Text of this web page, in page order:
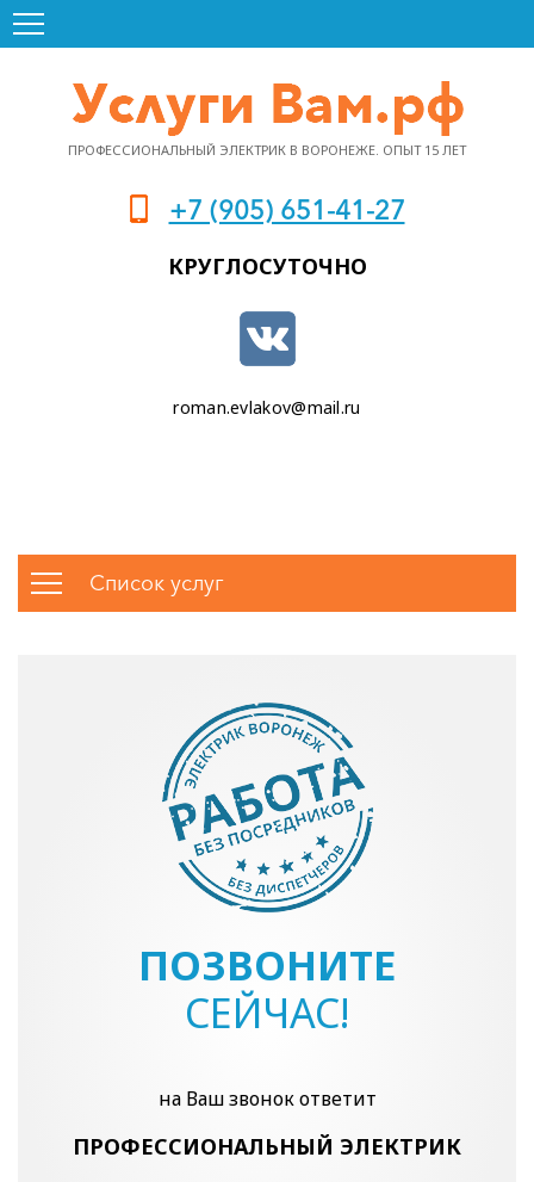
ПРОФЕССИОНАЛЬНЫЙ ЭЛЕКТРИК В ВОРОНЕЖЕ. ОПЫТ 15 ЛЕТ
+7 (905) 651-41-27
КРУГЛОСУТОЧНО
roman.evlakov@mail.ru
Список услуг
ПОЗВОНИТЕ
СЕЙЧАС!
на Ваш звонок ответит
ПРОФЕССИОНАЛЬНЫЙ ЭЛЕКТРИК